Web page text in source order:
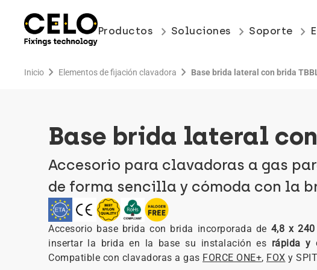
Productos keyboard_arrow_right Soluciones keyboard_arrow_right Soporte keyboard_arrow_right
Inicio chevron_right Elementos de fijación clavadora chevron_right Base brida lateral con brida
Base brida lateral
Accesorio para clavadoras a gas
de forma sencilla y cómoda con la
Accesorio base brida con brida incorporada de 4,8 x
insertar la brida en la base su instalación es rápida y
Compatible con clavadoras a gas FORCE ONE+, FOX y